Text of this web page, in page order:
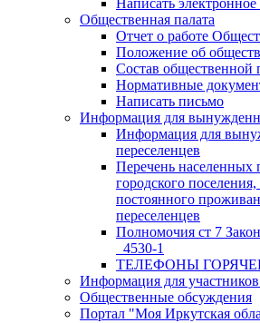
Написать
Общественная палата
Отчет о работе
Положение об
Состав общественной
Нормативные
Написать письмо
Информация для
Информация для
переселенцев
Перечень населенных
городского
постоянного
переселенцев
Полномочия ст 7
_4530-1
ТЕЛЕФОНЫ
Информация для
Общественные обсуждения
Портал "Моя Иркутская